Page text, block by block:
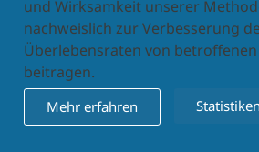
und Wirksamkeit unserer
nachweislich zur Verbesserung
Überlebensraten von
beitragen.
Mehr erfahren